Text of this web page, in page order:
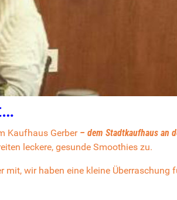
Kaufhaus Gerber– dem Stadtkaufhaus an
leckere, gesunde Smoothies zu.
mit, wir haben eine kleine Überraschung